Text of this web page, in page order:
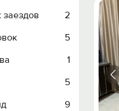
2
5
1
5
9